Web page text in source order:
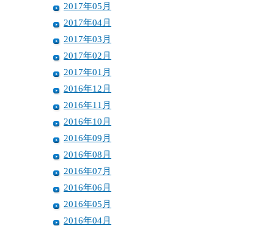
2017年05月
2017年04月
2017年03月
2017年02月
2017年01月
2016年12月
2016年11月
2016年10月
2016年09月
2016年08月
2016年07月
2016年06月
2016年05月
2016年04月